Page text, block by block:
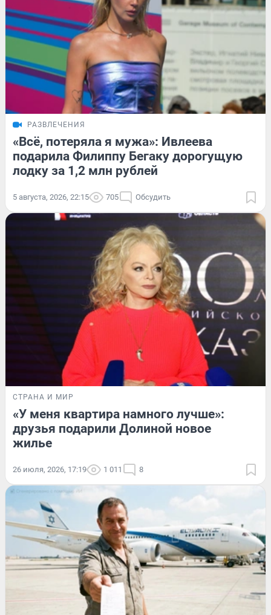
РАЗВЛЕЧЕНИЯ
«Всё, потеряла я мужа»: Ивлеева
подарила Филиппу Бегаку дорогущую
лодку за 1,2 млн рублей
5 августа, 2026, 22:15 705 Обсудить
СТРАНА И МИР
«У меня квартира намного лучше»:
друзья подарили Долиной новое
жилье
26 июля, 2026, 17:19 1 011 8